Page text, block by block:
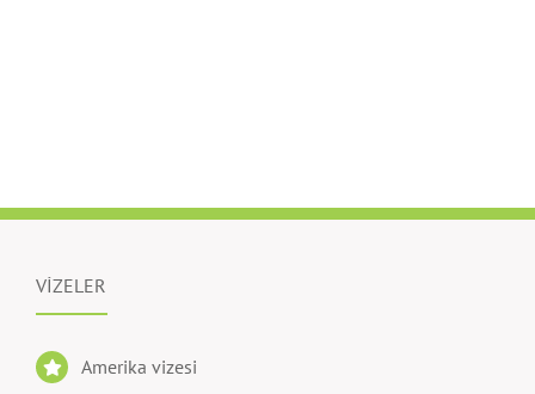
VİZELER
Amerika vizesi